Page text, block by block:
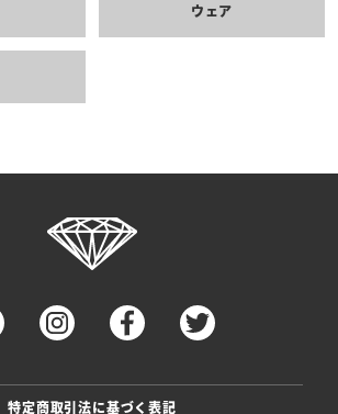
ウェア
特定商取引法に基づく表記